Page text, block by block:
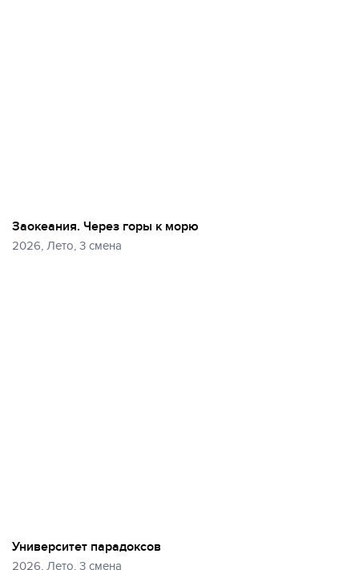
Заокеания. Через горы к морю
2026, Лето, 3 смена
Университет парадоксов
2026, Лето, 3 смена